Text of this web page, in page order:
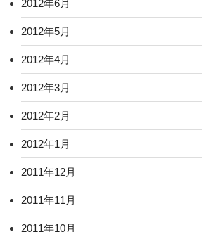
2012年6月
2012年5月
2012年4月
2012年3月
2012年2月
2012年1月
2011年12月
2011年11月
2011年10月